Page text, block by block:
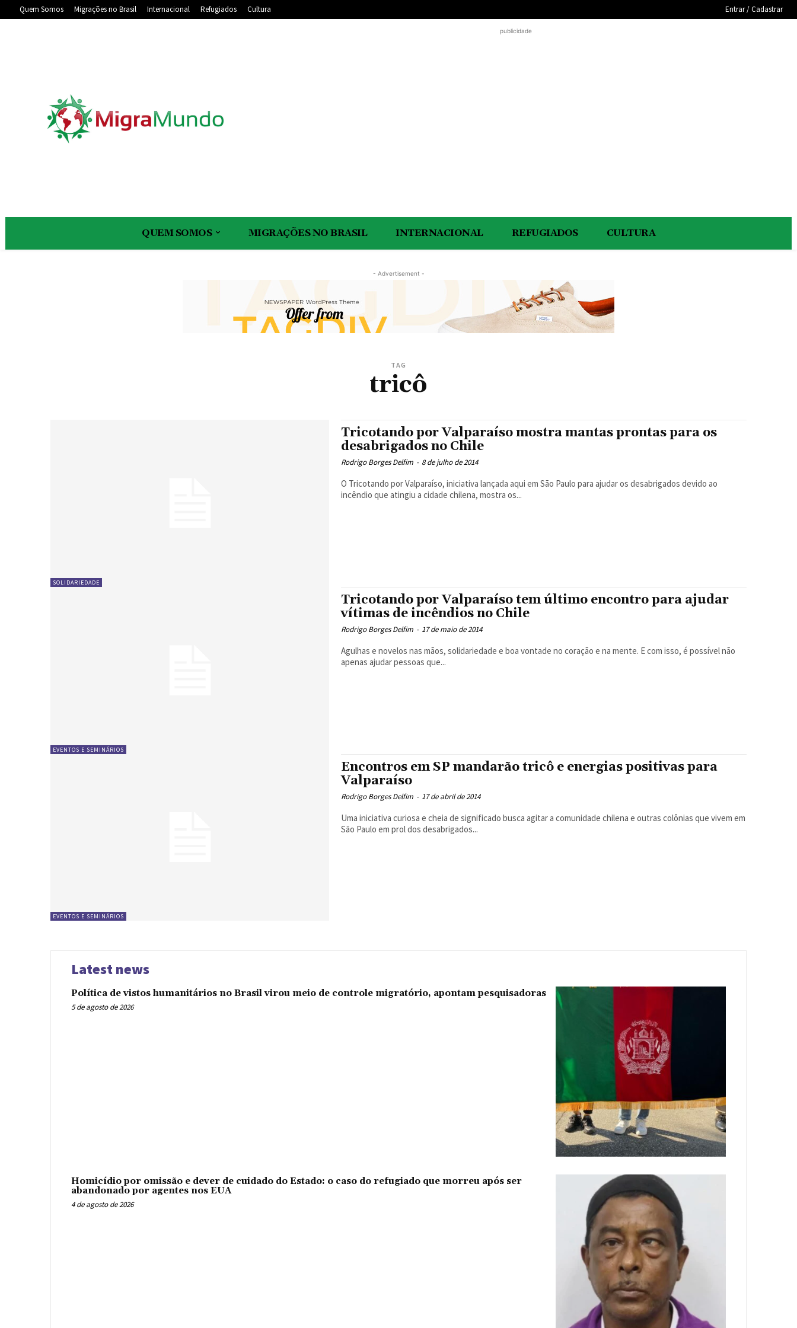
Quem Somos Migrações no Brasil Internacional Refugiados Cultura Entrar / Cadastrar
publicidade
QUEM SOMOS MIGRAÇÕES NO BRASIL INTERNACIONAL REFUGIADOS CULTURA
- Advertisement -
TAG
tricô
SOLIDARIEDADE
Tricotando por Valparaíso mostra mantas prontas para os
desabrigados no Chile
Rodrigo Borges Delfim - 8 de julho de 2014
O Tricotando por Valparaíso, iniciativa lançada aqui em São Paulo para ajudar os desabrigados devido ao
incêndio que atingiu a cidade chilena, mostra os...
EVENTOS E SEMINÁRIOS
Tricotando por Valparaíso tem último encontro para ajudar
vítimas de incêndios no Chile
Rodrigo Borges Delfim - 17 de maio de 2014
Agulhas e novelos nas mãos, solidariedade e boa vontade no coração e na mente. E com isso, é possível não
apenas ajudar pessoas que...
EVENTOS E SEMINÁRIOS
Encontros em SP mandarão tricô e energias positivas para
Valparaíso
Rodrigo Borges Delfim - 17 de abril de 2014
Uma iniciativa curiosa e cheia de significado busca agitar a comunidade chilena e outras colônias que vivem em
São Paulo em prol dos desabrigados...
Latest news
Política de vistos humanitários no Brasil virou meio de controle migratório, apontam pesquisadoras
5 de agosto de 2026
Homicídio por omissão e dever de cuidado do Estado: o caso do refugiado que morreu após ser
abandonado por agentes nos EUA
4 de agosto de 2026